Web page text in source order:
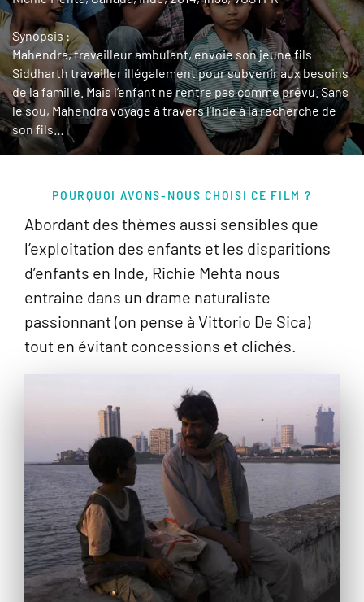
Synopsis :
Mahendra, travailleur ambulant, envoie son jeune fils
Siddharth travailler illégalement pour subvenir aux besoins
de la famille. Mais l’enfant ne rentre pas comme prévu. Sans
le sou, Mahendra voyage à travers l’Inde à la recherche de
son fils…
POURQUOI AVONS-NOUS CHOISI CE FILM ?
Abordant des thèmes aussi sensibles que
l’exploitation des enfants et les disparitions
d’enfants en Inde, Richie Mehta nous
entraine dans un drame naturaliste
passionnant (on pense à Vittorio De Sica)
tout en évitant concessions et clichés.